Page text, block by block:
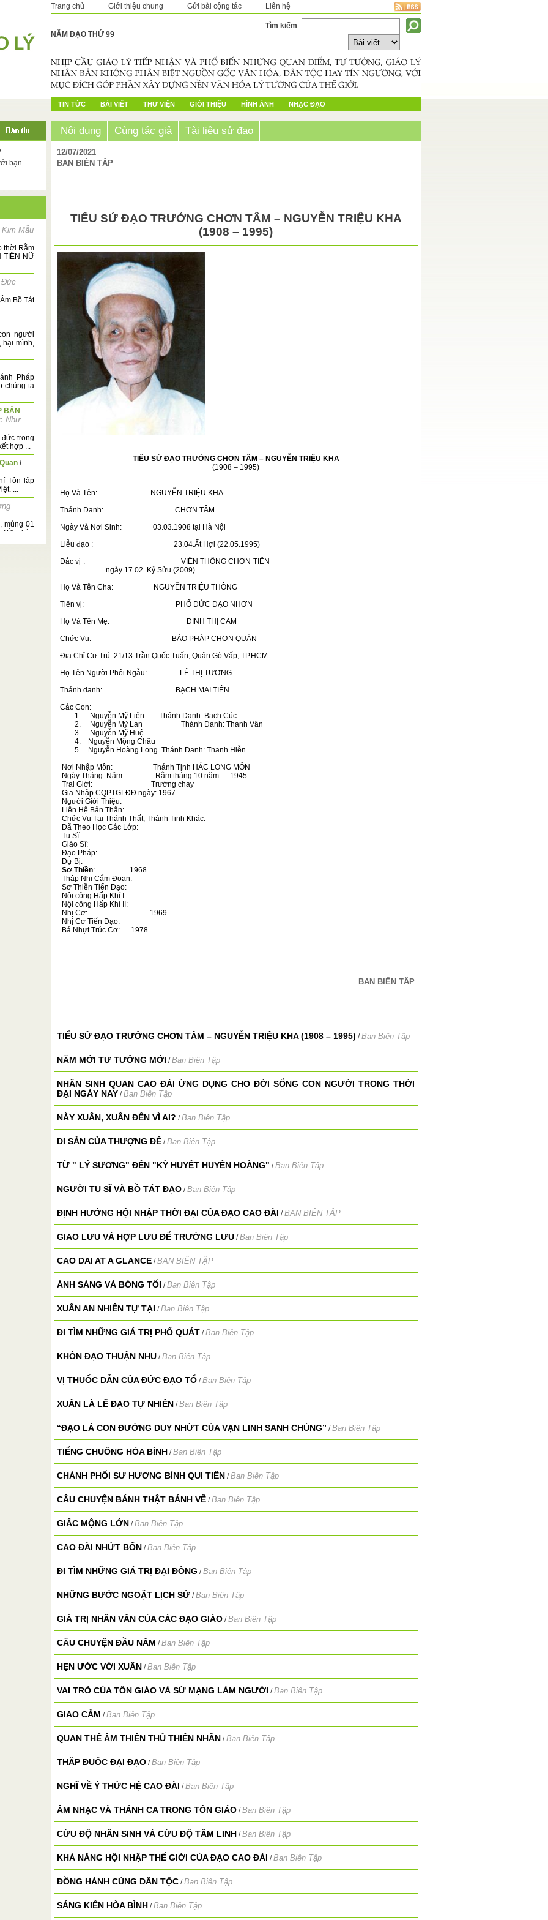
Trang chủ Giới thiệu chung Gửi bài cộng tác Liên hệ
NĂM ĐẠO THỨ 99
Tìm kiếm
TIN TỨC BÀI VIẾT THƯ VIỆN GIỚI THIỆU HÌNH ẢNH NHẠC ĐẠO
bạn.
Kim Mẫu
thời Rằm
TIÊN-NỮ
Đức
Bồ Tát
người
hại mình,
Pháp
chúng ta
BẢN
Như
trong
hợp ...
/
Tôn lập
...
mùng 01
chào
Nội dung Cùng tác giả Tài liệu sử đạo
12/07/2021
BAN BIÊN TÂP
TIỂU SỬ ĐẠO TRƯỞNG CHƠN TÂM – NGUYỄN TRIỆU KHA
(1908 – 1995)
TIỂU SỬ ĐẠO TRƯỞNG CHƠN TÂM – NGUYỄN TRIỆU KHA
(1908 – 1995)
Họ Và Tên:
NGUYỄN TRIỆU KHA
Thánh Danh:
CHƠN TÂM
Ngày Và Nơi Sinh:
03.03.1908 tại Hà Nội
Liễu đạo :
23.04.Ất Hợi (22.05.1995)
Đắc vị :
VIÊN THÔNG CHƠN TIÊN
ngày 17.02. Kỷ Sửu (2009)
Họ Và Tên Cha:
NGUYỄN TRIỆU THÔNG
Tiên vị:
PHỔ ĐỨC ĐẠO NHƠN
Họ Và Tên Mẹ:
ĐINH THỊ CAM
Chức Vụ:
BẢO PHÁP CHƠN QUÂN
Địa Chỉ Cư Trú: 21/13 Trần Quốc Tuấn, Quận Gò Vấp, TP.HCM
Họ Tên Người Phối Ngẫu:
LÊ THỊ TƯƠNG
Thánh danh:
BẠCH MAI TIÊN
Các Con:
1.
Nguyễn Mỹ Liên Thánh Danh: Bạch Cúc
2.
Nguyễn Mỹ Lan
Thánh Danh: Thanh Vân
3.
Nguyễn Mỹ Huệ
4.
Nguyễn Mộng Châu
5.
Nguyễn Hoàng Long Thánh Danh: Thanh Hiễn
Nơi Nhập Môn:
Thánh Tịnh HẮC LONG MÔN
Ngày Tháng
Năm Rằm tháng 10 năm
1945
Trai Giới:
Trường chay
Gia Nhập CQPTGLĐĐ ngày: 1967
Người Giới Thiệu:
Liên Hệ Bản Thân:
Chức Vụ Tại Thánh Thất, Thánh Tịnh Khác:
Đã Theo Học Các Lớp:
Tu Sĩ :
Giáo Sĩ:
Đạo Pháp:
Dự Bị:
Sơ Thiền:
1968
Thập Nhị Cẩm Đoạn:
Sơ Thiền Tiến Đạo:
Nội công Hấp Khí I:
Nội công Hấp Khí II:
Nhị Cơ:
1969
Nhị Cơ Tiến Đạo:
Bá Nhựt Trúc Cơ:
1978
BAN BIÊN TÂP
TIỂU SỬ ĐẠO TRƯỞNG CHƠN TÂM – NGUYỄN TRIỆU KHA (1908 – 1995) /Ban Biên Tâp
NĂM MỚI TƯ TƯỞNG MỚI /Ban Biên Tập
NHÂN SINH QUAN CAO ĐÀI ỨNG DỤNG CHO ĐỜI SỐNG CON NGƯỜI TRONG THỜI
ĐẠI NGÀY NAY /Ban Biên Tập
NÀY XUÂN, XUÂN ĐẾN VÌ AI? /Ban Biên Tập
DI SẢN CỦA THƯỢNG ĐẾ /Ban Biên Tập
TỪ " LÝ SƯƠNG" ĐẾN "KỲ HUYẾT HUYỀN HOÀNG" /Ban Biên Tập
NGƯỜI TU SĨ VÀ BỒ TÁT ĐẠO /Ban Biên Tập
ĐỊNH HƯỚNG HỘI NHẬP THỜI ĐẠI CỦA ĐẠO CAO ĐÀI /BAN BIÊN TẬP
GIAO LƯU VÀ HỢP LƯU ĐỂ TRƯỜNG LƯU /Ban Biên Tập
CAO DAI AT A GLANCE /BAN BIÊN TẬP
ÁNH SÁNG VÀ BÓNG TỐI /Ban Biên Tập
XUÂN AN NHIÊN TỰ TẠI /Ban Biên Tập
ĐI TÌM NHỮNG GIÁ TRỊ PHỔ QUÁT /Ban Biên Tập
KHÔN ĐẠO THUẬN NHU /Ban Biên Tập
VỊ THUỐC DẪN CỦA ĐỨC ĐẠO TỔ /Ban Biên Tập
XUÂN LÀ LẼ ĐẠO TỰ NHIÊN /Ban Biên Tập
“ĐẠO LÀ CON ĐƯỜNG DUY NHỨT CỦA VẠN LINH SANH CHÚNG” /Ban Biên Tâp
TIẾNG CHUÔNG HÒA BÌNH /Ban Biên Tập
CHÁNH PHỐI SƯ HƯƠNG BÌNH QUI TIÊN /Ban Biên Tập
CÂU CHUYỆN BÁNH THẬT BÁNH VẼ /Ban Biên Tập
GIẤC MỘNG LỚN /Ban Biên Tập
CAO ĐÀI NHỨT BỔN /Ban Biên Tập
ĐI TÌM NHỮNG GIÁ TRỊ ĐẠI ĐỒNG /Ban Biên Tập
NHỮNG BƯỚC NGOẶT LỊCH SỬ /Ban Biên Tập
GIÁ TRỊ NHÂN VĂN CỦA CÁC ĐẠO GIÁO /Ban Biên Tập
CÂU CHUYỆN ĐẦU NĂM /Ban Biên Tập
HẸN ƯỚC VỚI XUÂN /Ban Biên Tập
VAI TRÒ CỦA TÔN GIÁO VÀ SỨ MẠNG LÀM NGƯỜI /Ban Biên Tập
GIAO CẢM /Ban Biên Tập
QUAN THẾ ÂM THIÊN THỦ THIÊN NHÃN /Ban Biên Tập
THẮP ĐUỐC ĐẠI ĐẠO /Ban Biên Tập
NGHĨ VỀ Ý THỨC HỆ CAO ĐÀI /Ban Biên Tập
ÂM NHẠC VÀ THÁNH CA TRONG TÔN GIÁO /Ban Biên Tập
CỨU ĐỘ NHÂN SINH VÀ CỨU ĐỘ TÂM LINH /Ban Biên Tập
KHẢ NĂNG HỘI NHẬP THẾ GIỚI CỦA ĐẠO CAO ĐÀI /Ban Biên Tập
ĐỒNG HÀNH CÙNG DÂN TỘC /Ban Biên Tập
SÁNG KIẾN HÒA BÌNH /Ban Biên Tập